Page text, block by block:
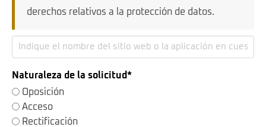
derechos relativos a la protección de datos.
Naturaleza de la solicitud*
Oposición
Acceso
Rectificación